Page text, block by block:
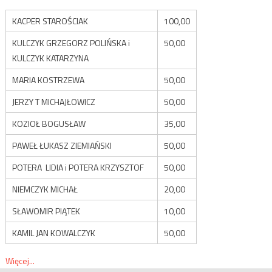
KACPER STAROŚCIAK
100,00
KULCZYK GRZEGORZ POLIŃSKA i
KULCZYK KATARZYNA
50,00
MARIA KOSTRZEWA
50,00
JERZY T MICHAJŁOWICZ
50,00
KOZIOŁ BOGUSŁAW
35,00
PAWEŁ ŁUKASZ ZIEMIAŃSKI
50,00
POTERA LIDIA i POTERA KRZYSZTOF
50,00
NIEMCZYK MICHAŁ
20,00
SŁAWOMIR PIĄTEK
10,00
KAMIL JAN KOWALCZYK
50,00
Więcej...